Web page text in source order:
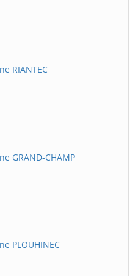
RIANTEC
GRAND-CHAMP
PLOUHINEC